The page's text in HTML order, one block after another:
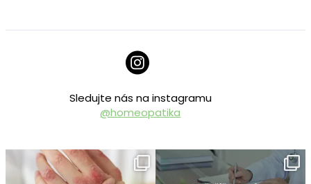
Sledujte nás na instagramu
@homeopatika
homeopatika.cz
Čvc 25
homeopatika.cz
Čvc 16